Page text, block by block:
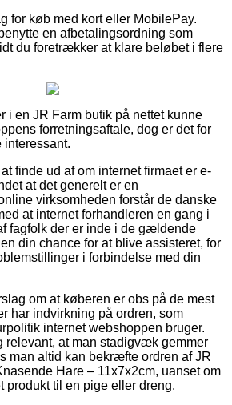
for køb med kort eller MobilePay.
en afbetalingsordning som
du foretrækker at klare beløbet i flere
i en JR Farm butik på nettet kunne
forretningsaftale, dog er det for
interessant.
finde ud af om internet firmaet er e-
at det generelt er en
virksomheden forstår de danske
at internet forhandleren en gang i
fagfolk der er inde i de gældende
din chance for at blive assisteret, for
i forbindelse med din
om at køberen er obs på de mest
har indvirkning på ordren, som
internet webshoppen bruger.
relevant, at man stadigvæk gemmer
man altid kan bekræfte ordren af JR
Hare – 11x7x2cm, uanset om
produkt til en pige eller dreng.